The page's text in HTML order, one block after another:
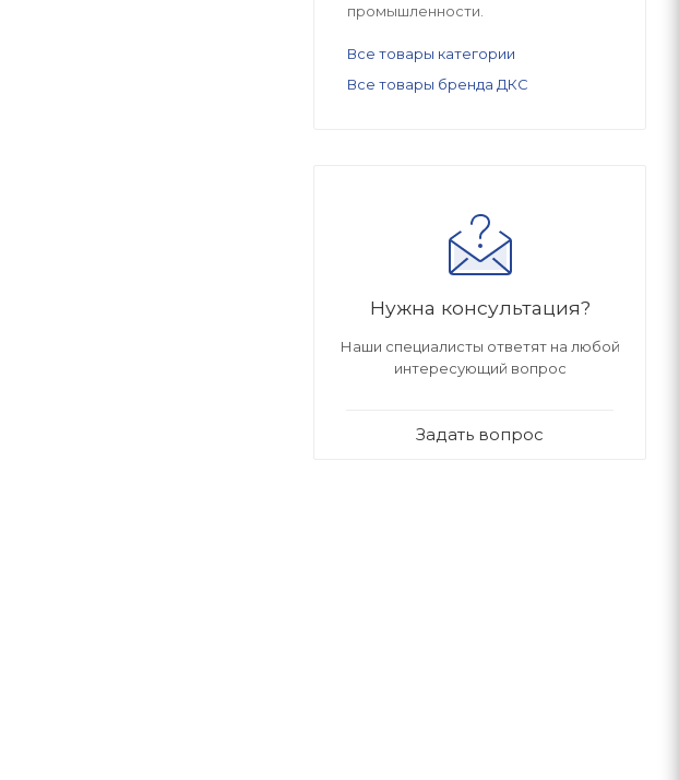
промышленности.
Все товары категории
Все товары бренда ДКС
Нужна консультация?
Наши специалисты ответят на любой
интересующий вопрос
Задать вопрос